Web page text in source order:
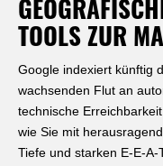
TOOLS ZUR
Google indexiert künftig
wachsenden Flut an
technische
wie Sie mit
Tiefe und starken E-E-